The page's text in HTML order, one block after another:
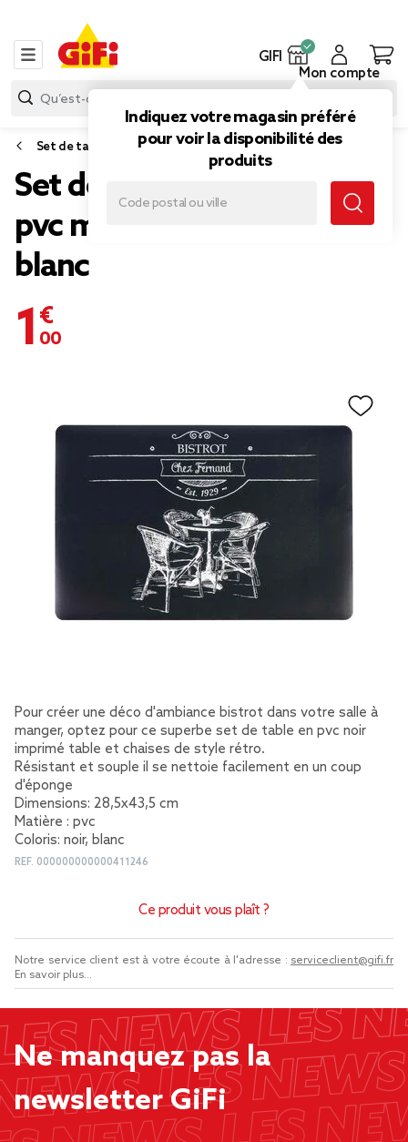
GIFI
Indiquez votre magasin préféré
pour voir la disponibilité des
produits
Mon compte
Set de table
Set de table rectangulaire
pvc motif Bistrot noir
blanc
1,00 €
Pour créer une déco d'ambiance bistrot dans votre salle à
manger, optez pour ce superbe set de table en pvc noir
imprimé table et chaises de style rétro.
Résistant et souple il se nettoie facilement en un coup
d'éponge
Dimensions: 28,5x43,5 cm
Matière : pvc
Coloris: noir, blanc
REF. 000000000000411246
Ce produit vous plaît ?
Notre service client est à votre écoute à l'adresse : serviceclient@gifi.fr
En savoir plus...
Ne manquez pas la
newsletter GiFi